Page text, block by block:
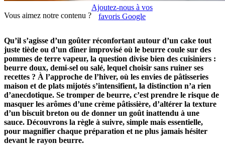
Vous aimez notre contenu ?
Ajoutez-nous à vos
favoris Google
Qu’il s’agisse d’un goûter réconfortant autour d’un cake tout
juste tiède ou d’un dîner improvisé où le beurre coule sur des
pommes de terre vapeur, la question divise bien des cuisiniers :
beurre doux, demi-sel ou salé, lequel choisir sans ruiner ses
recettes ? À l’approche de l’hiver, où les envies de pâtisseries
maison et de plats mijotés s’intensifient, la distinction n’a rien
d’anecdotique. Se tromper de beurre, c’est prendre le risque de
masquer les arômes d’une crème pâtissière, d’altérer la texture
d’un biscuit breton ou de donner un goût inattendu à une
sauce. Découvrons la règle à suivre, simple mais essentielle,
pour magnifier chaque préparation et ne plus jamais hésiter
devant le rayon beurre.